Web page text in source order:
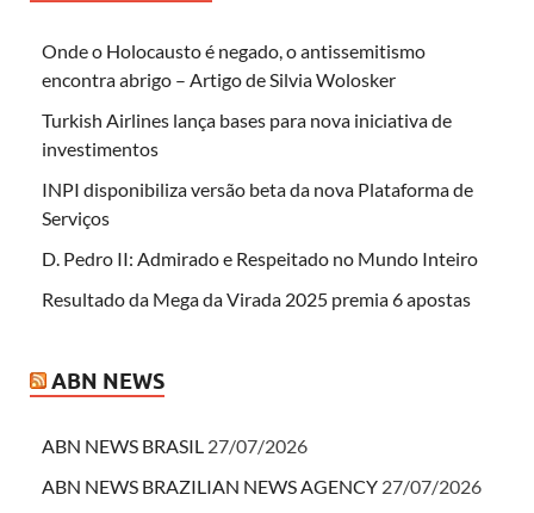
Onde o Holocausto é negado, o antissemitismo
encontra abrigo – Artigo de Silvia Wolosker
Turkish Airlines lança bases para nova iniciativa de
investimentos
INPI disponibiliza versão beta da nova Plataforma de
Serviços
D. Pedro II: Admirado e Respeitado no Mundo Inteiro
Resultado da Mega da Virada 2025 premia 6 apostas
ABN NEWS
ABN NEWS BRASIL 27/07/2026
ABN NEWS BRAZILIAN NEWS AGENCY 27/07/2026